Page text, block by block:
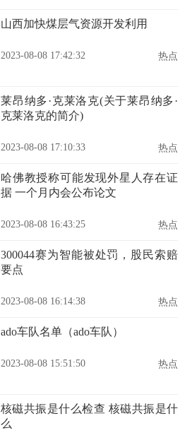
山西加快煤层气资源开发利用
2023-08-08 17:42:32 热点
莱昂纳多·克莱洛克(关于莱昂纳多·
克莱洛克的简介)
2023-08-08 17:10:33 热点
哈佛教授称可能发现外星人存在证
据 一个月内会公布论文
2023-08-08 16:43:25 热点
300044赛为智能被处罚，股民索赔
要点
2023-08-08 16:14:38 热点
ado车队名单（ado车队）
2023-08-08 15:51:50 热点
核磁共振是什么检查 核磁共振是什
么